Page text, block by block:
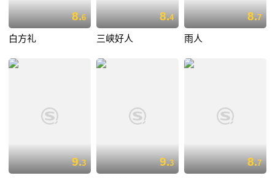
8.6
白方礼
8.4
三峡好人
8.7
雨人
9.3 9.3 8.7